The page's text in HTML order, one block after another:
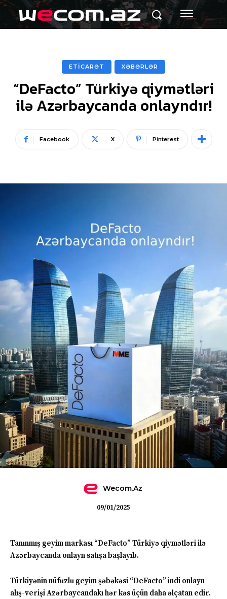
ETİCARƏT XƏBƏRLƏR
“DeFacto” Türkiyə qiymətləri
ilə Azərbaycanda onlayndır!
Facebook X Pinterest
Wecom.az
09/01/2025
Tanınmış geyim markası “DeFacto” Türkiyə qiymətləri ilə
Azərbaycanda onlayn satışa başlayıb.
Türkiyənin nüfuzlu geyim şəbəkəsi “DeFacto” indi onlayn
alış-verişi Azərbaycandakı hər kəs üçün daha əlçatan edir.